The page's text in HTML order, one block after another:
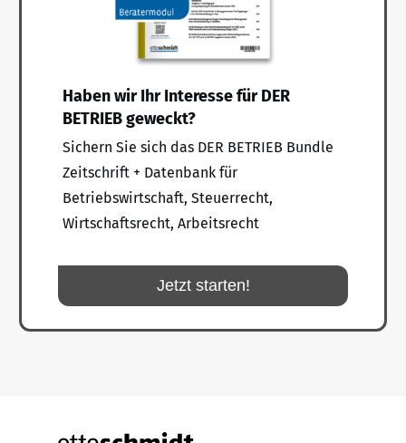
Haben wir Ihr Interesse für DER
BETRIEB geweckt?
Sichern Sie sich das DER BETRIEB Bundle
Zeitschrift + Datenbank für
Betriebswirtschaft, Steuerrecht,
Wirtschaftsrecht, Arbeitsrecht
Jetzt starten!